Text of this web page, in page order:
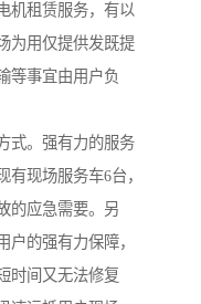
机租赁服务，有以
为用仅提供发既提
等事宜由用户负
式。强有力的服务
现场服务车6台，
的应急需要。另
的强有力保障，
时间又无法修复